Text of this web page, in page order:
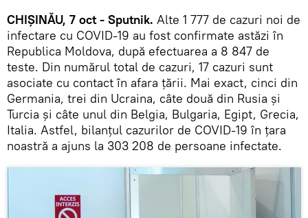
CHIȘINĂU, 7 oct - Sputnik. Alte 1 777 de cazuri noi de
infectare cu COVID-19 au fost confirmate astăzi în
Republica Moldova, după efectuarea a 8 847 de
teste. Din numărul total de cazuri, 17 cazuri sunt
asociate cu contact în afara țării. Mai exact, cinci din
Germania, trei din Ucraina, câte două din Rusia și
Turcia și câte unul din Belgia, Bulgaria, Egipt, Grecia,
Italia. Astfel, bilanțul cazurilor de COVID-19 în țara
noastră a ajuns la 303 208 de persoane infectate.